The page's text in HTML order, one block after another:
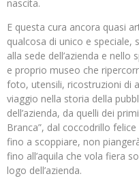
nascita.
E questa cura ancora quasi
qualcosa di unico e speciale,
alla sede dell’azienda e
e proprio museo che
foto, utensili, ricostruzioni di
viaggio nella storia della
dell’azienda, da quelli dei
Branca”, dal coccodrillo
fino a scoppiare, non
fino all’aquila che vola fiera
logo dell’azienda.